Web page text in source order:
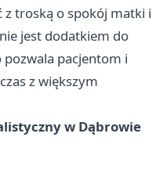
z troską o spokój matki i
jest dodatkiem do
pozwala pacjentom i
z większym
w Dąbrowie